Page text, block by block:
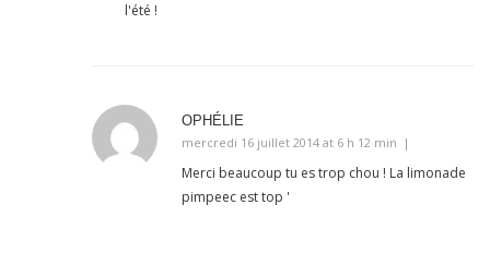
l'été !
OPHÉLIE
mercredi 16 juillet 2014 at 6 h 12 min
Merci beaucoup tu es trop chou ! La limonade
pimpeec est top '